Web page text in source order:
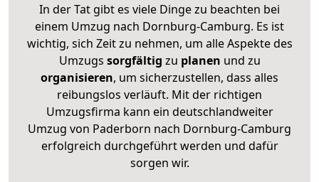
In der Tat gibt es viele Dinge zu beachten bei
einem Umzug nach Dornburg-Camburg. Es ist
wichtig, sich Zeit zu nehmen, um alle Aspekte des
Umzugs sorgfältig zu planen und zu
organisieren, um sicherzustellen, dass alles
reibungslos verläuft. Mit der richtigen
Umzugsfirma kann ein deutschlandweiter
Umzug von Paderborn nach Dornburg-Camburg
erfolgreich durchgeführt werden und dafür
sorgen wir.